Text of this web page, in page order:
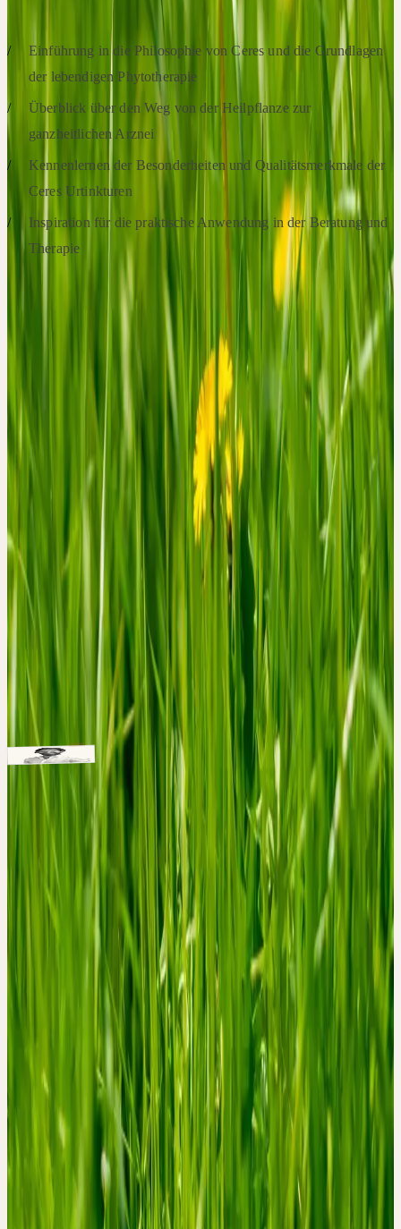
Einführung in die Philosophie von Ceres und die Grundlagen
der lebendigen Phytotherapie
Überblick über den Weg von der Heilpflanze zur
ganzheitlichen Arznei
Kennenlernen der Besonderheiten und Qualitätsmerkmale der
Ceres Urtinkturen
Inspiration für die praktische Anwendung in der Beratung und
Therapie
Buchen Sie diesen Kurs, um Zugang zum Material zu erhalten.
Referenten
Apotheker, Geschäftsführer Ceres Heilmittel
Christoph
Kalbermatten
Hinweise
Unsere Online-Fortbildungen finden über Zoom statt. Bitte füllen
Sie das Registrierungsformular aus, Sie erhalten dann umgehend
den Link für die Zoom-Sitzung.
Kontakt